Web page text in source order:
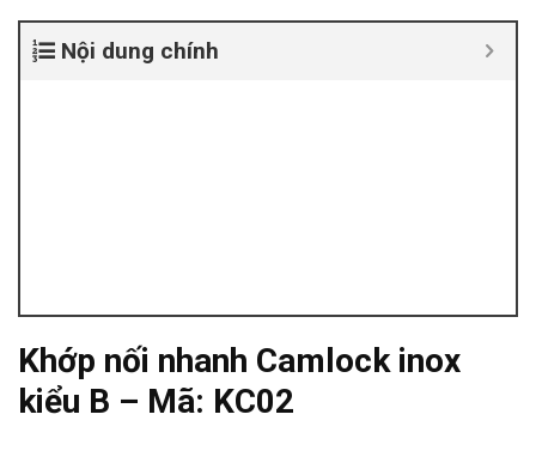
Nội dung chính
Khớp nối nhanh Camlock inox
kiểu B – Mã: KC02